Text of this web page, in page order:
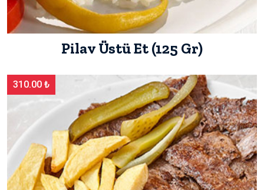
Pilav Üstü Et (125 Gr)
310.00 ₺